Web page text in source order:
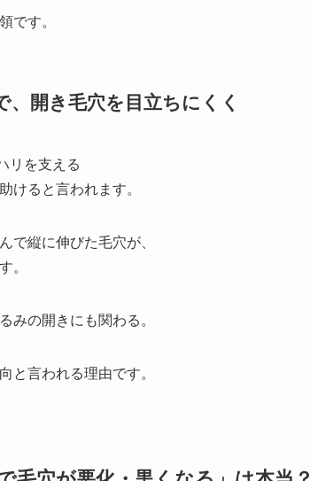
です。
、開き毛穴を目立ちにくく
リを支える
けると言われます。
で縦に伸びた毛穴が、
。
みの開きにも関わる。
と言われる理由です。